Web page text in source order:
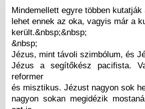
Mindemellett egyre többen
lehet ennek az oka, vagyis már a
került.&nbsp;&nbsp;
&nbsp;
Jézus, mint távoli szimbólum, és
Jézus a segítőkész pacifista.
reformer
és misztikus. Jézust nagyon sok
nagyon sokan megidézik